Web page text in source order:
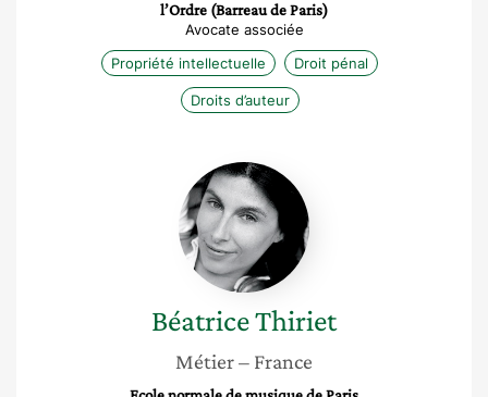
l’Ordre (Barreau de Paris)
Avocate associée
Propriété intellectuelle
Droit pénal
Droits d’auteur
Béatrice
Thiriet
BéatriceThiriet
Métier– France